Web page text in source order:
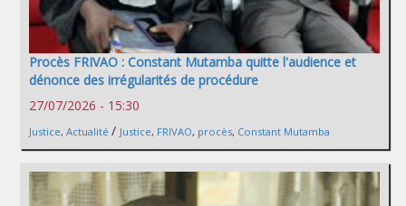
Procès FRIVAO : Constant Mutamba quitte l'audience et
dénonce des irrégularités de procédure
27/07/2026 - 15:30
Justice, Actualité / Justice, FRIVAO, procès, Constant Mutamba